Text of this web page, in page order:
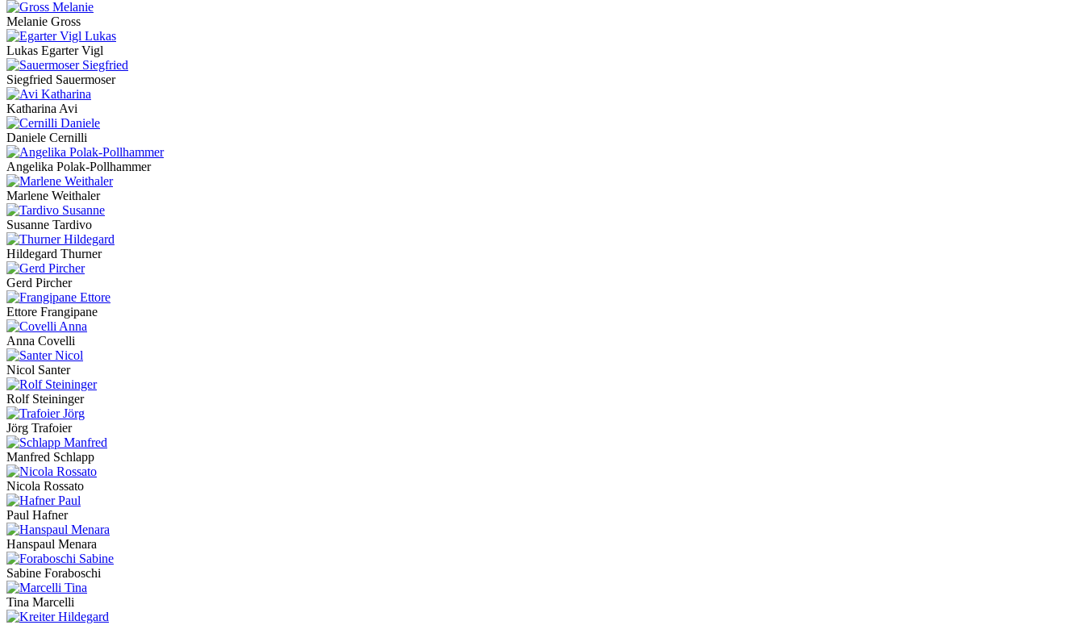
Melanie Gross
Lukas Egarter Vigl
Siegfried Sauermoser
Katharina Avi
Daniele Cernilli
Angelika Polak-Pollhammer
Marlene Weithaler
Susanne Tardivo
Hildegard Thurner
Gerd Pircher
Ettore Frangipane
Anna Covelli
Nicol Santer
Rolf Steininger
Jörg Trafoier
Manfred Schlapp
Nicola Rossato
Paul Hafner
Hanspaul Menara
Sabine Foraboschi
Tina Marcelli